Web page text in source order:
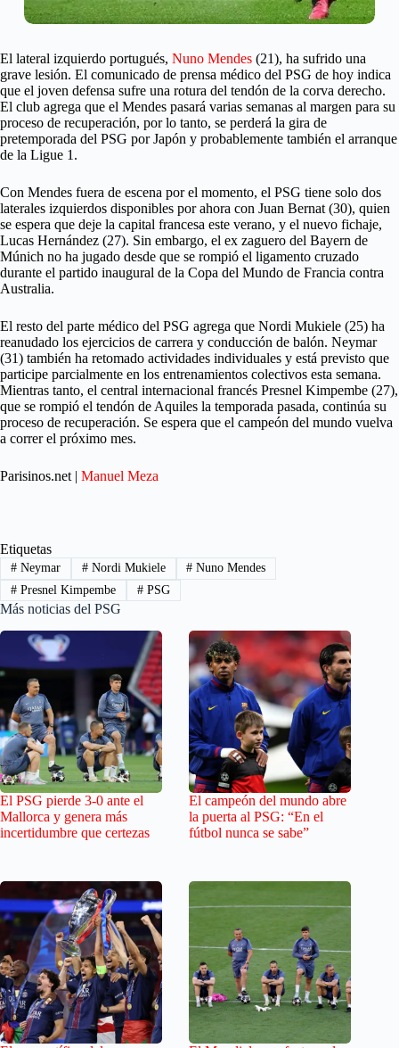
El lateral izquierdo portugués, Nuno Mendes (21), ha sufrido una
grave lesión. El comunicado de prensa médico del PSG de hoy indica
que el joven defensa sufre una rotura del tendón de la corva derecho.
El club agrega que el Mendes pasará varias semanas al margen para su
proceso de recuperación, por lo tanto, se perderá la gira de
pretemporada del PSG por Japón y probablemente también el arranque
de la Ligue 1.
Con Mendes fuera de escena por el momento, el PSG tiene solo dos
laterales izquierdos disponibles por ahora con Juan Bernat (30), quien
se espera que deje la capital francesa este verano, y el nuevo fichaje,
Lucas Hernández (27). Sin embargo, el ex zaguero del Bayern de
Múnich no ha jugado desde que se rompió el ligamento cruzado
durante el partido inaugural de la Copa del Mundo de Francia contra
Australia.
El resto del parte médico del PSG agrega que Nordi Mukiele (25) ha
reanudado los ejercicios de carrera y conducción de balón. Neymar
(31) también ha retomado actividades individuales y está previsto que
participe parcialmente en los entrenamientos colectivos esta semana.
Mientras tanto, el central internacional francés Presnel Kimpembe (27),
que se rompió el tendón de Aquiles la temporada pasada, continúa su
proceso de recuperación. Se espera que el campeón del mundo vuelva
a correr el próximo mes.
Parisinos.net | Manuel Meza
Etiquetas
#Neymar #Nordi Mukiele # Nuno Mendes
#Presnel Kimpembe #PSG
Más noticias del PSG
El PSG pierde 3-0 ante el
Mallorca y genera más
incertidumbre que certezas
El campeón del mundo abre
la puerta al PSG: “En el
fútbol nunca se sabe”